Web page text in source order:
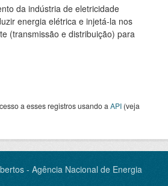
da indústria de eletricidade
energia elétrica e injetá-la nos
(transmissão e distribuição) para
a esses registros usando a API (veja
- Agência Nacional de Energia